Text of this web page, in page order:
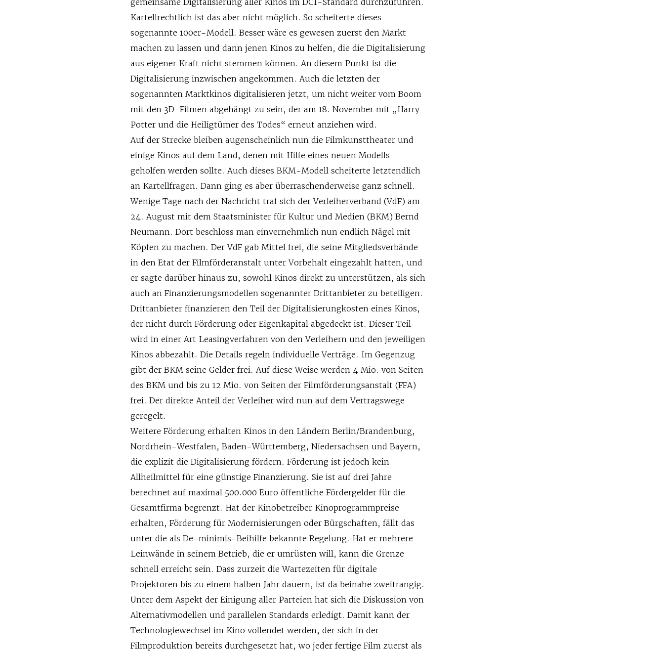
Kartellrechtlich ist das aber nicht möglich. So scheiterte dieses
sogenannte 100er-Modell. Besser wäre es gewesen zuerst den Markt
machen zu lassen und dann jenen Kinos zu helfen, die die Digitalisierung
aus eigener Kraft nicht stemmen können. An diesem Punkt ist die
Digitalisierung inzwischen angekommen. Auch die letzten der
sogenannten Marktkinos digitalisieren jetzt, um nicht weiter vom Boom
mit den 3D-Filmen abgehängt zu sein, der am 18. November mit „Harry
Potter und die Heiligtümer des Todes“ erneut anziehen wird.
Auf der Strecke bleiben augenscheinlich nun die Filmkunsttheater und
einige Kinos auf dem Land, denen mit Hilfe eines neuen Modells
geholfen werden sollte. Auch dieses BKM-Modell scheiterte letztendlich
an Kartellfragen. Dann ging es aber überraschenderweise ganz schnell.
Wenige Tage nach der Nachricht traf sich der Verleiherverband (VdF) am
24. August mit dem Staatsminister für Kultur und Medien (BKM) Bernd
Neumann. Dort beschloss man einvernehmlich nun endlich Nägel mit
Köpfen zu machen. Der VdF gab Mittel frei, die seine Mitgliedsverbände
in den Etat der Filmförderanstalt unter Vorbehalt eingezahlt hatten, und
er sagte darüber hinaus zu, sowohl Kinos direkt zu unterstützen, als sich
auch an Finanzierungsmodellen sogenannter Drittanbieter zu beteiligen.
Drittanbieter finanzieren den Teil der Digitalisierungkosten eines Kinos,
der nicht durch Förderung oder Eigenkapital abgedeckt ist. Dieser Teil
wird in einer Art Leasingverfahren von den Verleihern und den jeweiligen
Kinos abbezahlt. Die Details regeln individuelle Verträge. Im Gegenzug
gibt der BKM seine Gelder frei. Auf diese Weise werden 4 Mio. von Seiten
des BKM und bis zu 12 Mio. von Seiten der Filmförderungsanstalt (FFA)
frei. Der direkte Anteil der Verleiher wird nun auf dem Vertragswege
geregelt.
Weitere Förderung erhalten Kinos in den Ländern Berlin/Brandenburg,
Nordrhein-Westfalen, Baden-Württemberg, Niedersachsen und Bayern,
die explizit die Digitalisierung fördern. Förderung ist jedoch kein
Allheilmittel für eine günstige Finanzierung. Sie ist auf drei Jahre
berechnet auf maximal 500.000 Euro öffentliche Fördergelder für die
Gesamtfirma begrenzt. Hat der Kinobetreiber Kinoprogrammpreise
erhalten, Förderung für Modernisierungen oder Bürgschaften, fällt das
unter die als De-minimis-Beihilfe bekannte Regelung. Hat er mehrere
Leinwände in seinem Betrieb, die er umrüsten will, kann die Grenze
schnell erreicht sein. Dass zurzeit die Wartezeiten für digitale
Projektoren bis zu einem halben Jahr dauern, ist da beinahe zweitrangig.
Unter dem Aspekt der Einigung aller Parteien hat sich die Diskussion von
Alternativmodellen und parallelen Standards erledigt. Damit kann der
Technologiewechsel im Kino vollendet werden, der sich in der
Filmproduktion bereits durchgesetzt hat, wo jeder fertige Film zuerst als